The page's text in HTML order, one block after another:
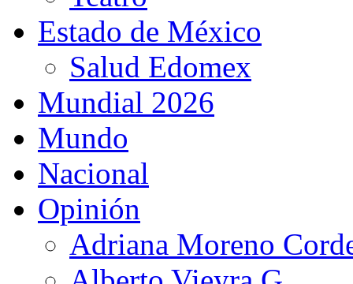
Estado de México
Salud Edomex
Mundial 2026
Mundo
Nacional
Opinión
Adriana Moreno